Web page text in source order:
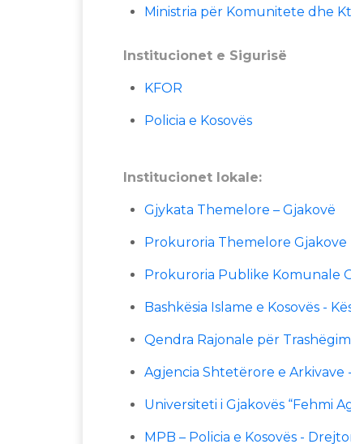
Ministria për Komunitete dhe
Institucionet e Sigurisë
KFOR
Policia e Kosovës
Institucionet lokale:
Gjykata Themelore – Gjakovë
Prokuroria Themelore Gjakove
Prokuroria Publike Komunale
Bashkësia Islame e Kosovës -
Qendra Rajonale për
Agjencia Shtetërore e Arkivave
Universiteti i Gjakovës “Fehmi
MPB – Policia e Kosovës -